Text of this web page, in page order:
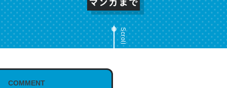
Scroll
COMMENT
これは名文。彼はとてもクレバーなんだろうなと凄く思